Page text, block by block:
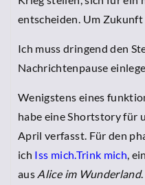
entscheiden. Um Zukunft
Ich muss dringend den
Nachrichtenpause
Wenigstens eines
habe eine Shortstory für
April verfasst. Für den
ich Iss mich.Trink mich,
aus Alice im Wunderland